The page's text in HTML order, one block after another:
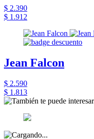
$ 2.390
$ 1.912
Jean Falcon
$ 2.590
$ 1.813